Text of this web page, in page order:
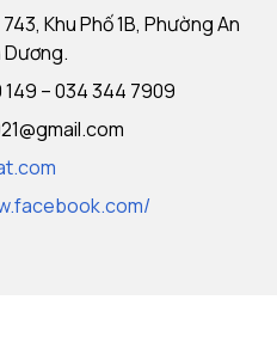
Khu Phố 1B, Phường An
Dương.
– 034 344 7909